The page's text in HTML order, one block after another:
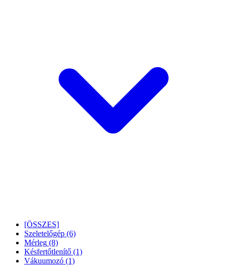
[ÖSSZES]
Szeletelőgép (6)
Mérleg (8)
Késfertőtlenítő (1)
Vákuumozó (1)